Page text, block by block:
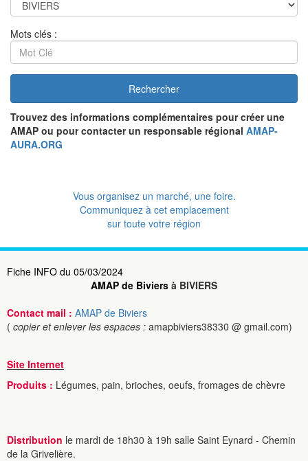
Mots clés :
Rechercher
Trouvez des informations complémentaires pour créer une
AMAP ou pour contacter un responsable régional AMAP-
AURA.ORG
Vous organisez un marché, une foire.
Communiquez à cet emplacement
sur toute votre région
Fiche INFO du 05/03/2024
AMAP de Biviers à BIVIERS
Contact mail : AMAP de Biviers
( copier et enlever les espaces : amapbiviers38330 @ gmail.com)
Site Internet
Produits : Légumes, pain, brioches, oeufs, fromages de chèvre
Distribution le mardi de 18h30 à 19h salle Saint Eynard - Chemin
de la Grivelière.